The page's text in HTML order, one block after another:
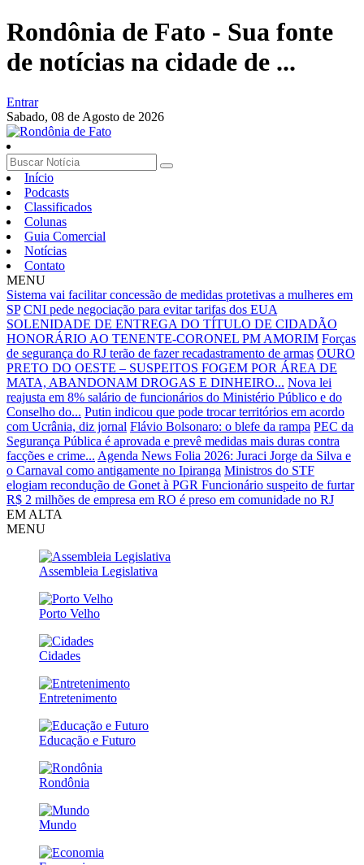
Rondônia de Fato - Sua fonte
de notícias na cidade de ...
Entrar
Sabado, 08 de Agosto de 2026
Início
Podcasts
Classificados
Colunas
Guia Comercial
Notícias
Contato
MENU
Sistema vai facilitar concessão de medidas protetivas a mulheres em
SP CNI pede negociação para evitar tarifas dos EUA
SOLENIDADE DE ENTREGA DO TÍTULO DE CIDADÃO
HONORÁRIO AO TENENTE-CORONEL PM AMORIM Forças
de segurança do RJ terão de fazer recadastramento de armas OURO
PRETO DO OESTE – SUSPEITOS FOGEM POR ÁREA DE
MATA, ABANDONAM DROGAS E DINHEIRO... Nova lei
reajusta em 8% salário de funcionários do Ministério Público e do
Conselho do... Putin indicou que pode trocar territórios em acordo
com Ucrânia, diz jornal Flávio Bolsonaro: o blefe da rampa PEC da
Segurança Pública é aprovada e prevê medidas mais duras contra
facções e crime... Agenda News Folia 2026: Juraci Jorge da Silva e
o Carnaval como antigamente no Ipiranga Ministros do STF
elogiam recondução de Gonet à PGR Funcionário suspeito de furtar
R$ 2 milhões de empresa em RO é preso em comunidade no RJ
EM ALTA
MENU
Assembleia Legislativa
Porto Velho
Cidades
Entretenimento
Educação e Futuro
Rondônia
Mundo